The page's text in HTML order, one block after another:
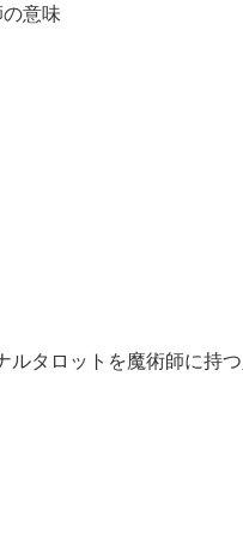
意味
ルタロットを魔術師に持